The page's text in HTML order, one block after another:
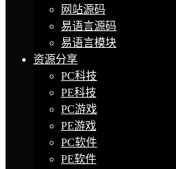
网站源码
易语言源码
易语言模块
资源分享
PC科技
PE科技
PC游戏
PE游戏
PC软件
PE软件